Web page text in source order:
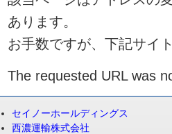
あります。
お手数ですが、下記サイ
The requested URL was
セイノーホールディングス
西濃運輸株式会社